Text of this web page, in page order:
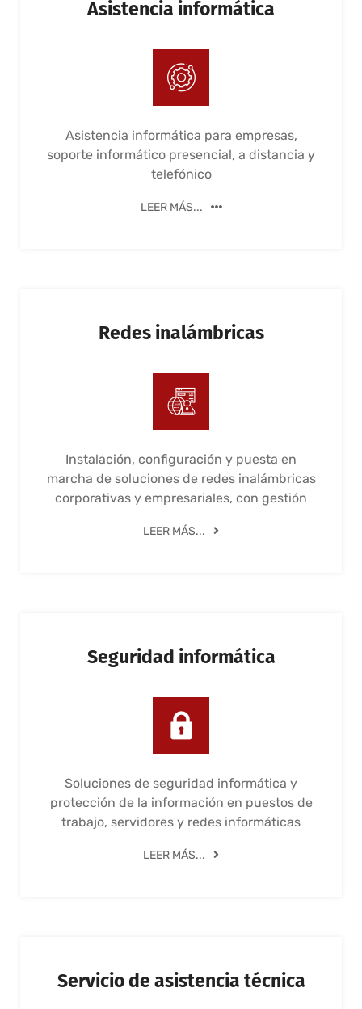
Asistencia informática
Asistencia informática para empresas,
soporte informático presencial, a distancia y
telefónico
LEER MÁS...
Redes inalámbricas
Instalación, configuración y puesta en
marcha de soluciones de redes inalámbricas
corporativas y empresariales, con gestión
LEER MÁS...
Seguridad informática
Soluciones de seguridad informática y
protección de la información en puestos de
trabajo, servidores y redes informáticas
LEER MÁS...
Servicio de asistencia técnica